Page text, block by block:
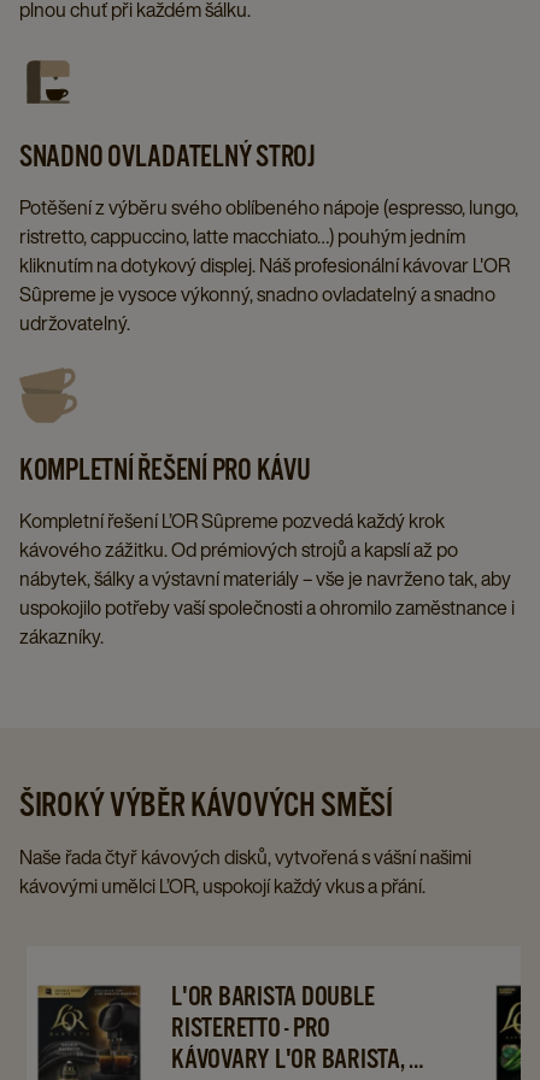
plnou chuť při každém šálku.
SNADNO OVLADATELNÝ STROJ
Potěšení z výběru svého oblíbeného nápoje (espresso, lungo,
ristretto, cappuccino, latte macchiato…) pouhým jedním
kliknutím na dotykový displej. Náš profesionální kávovar L'OR
Sûpreme je vysoce výkonný, snadno ovladatelný a snadno
udržovatelný.
KOMPLETNÍ ŘEŠENÍ PRO KÁVU
Kompletní řešení L’OR Sûpreme pozvedá každý krok
kávového zážitku. Od prémiových strojů a kapslí až po
nábytek, šálky a výstavní materiály – vše je navrženo tak, aby
uspokojilo potřeby vaší společnosti a ohromilo zaměstnance i
zákazníky.
ŠIROKÝ VÝBĚR KÁVOVÝCH SMĚSÍ
Naše řada čtyř kávových disků, vytvořená s vášní našimi
kávovými umělci L’OR, uspokojí každý vkus a přání.
Navigate
L'OR
Navigate
to
L'OR
L'OR BARISTA DOUBLE
RISTERETTO - PRO
KÁVOVARY L'OR BARISTA, 5
L'OR